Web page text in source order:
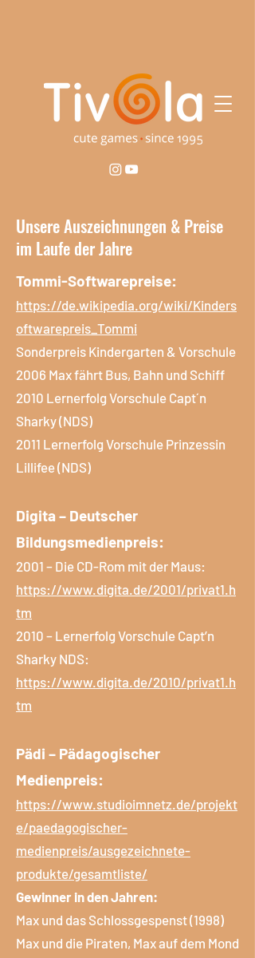
Unsere Auszeichnungen & Preise
im Laufe der Jahre
Tommi-Softwarepreise:
https://de.wikipedia.org/wiki/Kinders
oftwarepreis_Tommi
Sonderpreis Kindergarten & Vorschule
2006 Max fährt Bus, Bahn und Schiff
2010 Lernerfolg Vorschule Capt´n
Sharky (NDS)
2011 Lernerfolg Vorschule Prinzessin
Lillifee (NDS)
Digita – Deutscher
Bildungsmedienpreis:
2001 – Die CD-Rom mit der Maus:
https://www.digita.de/2001/privat1.h
tm
2010 – Lernerfolg Vorschule Capt’n
Sharky NDS:
https://www.digita.de/2010/privat1.h
tm
Pädi – Pädagogischer
Medienpreis:
https://www.studioimnetz.de/projekt
e/paedagogischer-
medienpreis/ausgezeichnete-
produkte/gesamtliste/
Gewinner in den Jahren:
Max und das Schlossgespenst (1998)
Max und die Piraten, Max auf dem Mond